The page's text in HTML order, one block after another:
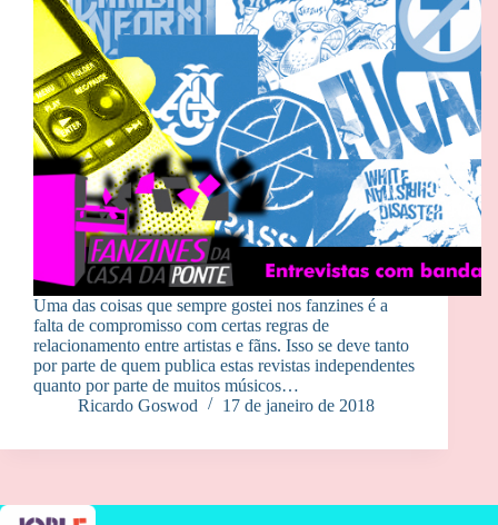
Uma das coisas que sempre gostei nos fanzines é a
falta de compromisso com certas regras de
relacionamento entre artistas e fãns. Isso se deve tanto
por parte de quem publica estas revistas independentes
quanto por parte de muitos músicos…
Ricardo Goswod
17 de janeiro de 2018